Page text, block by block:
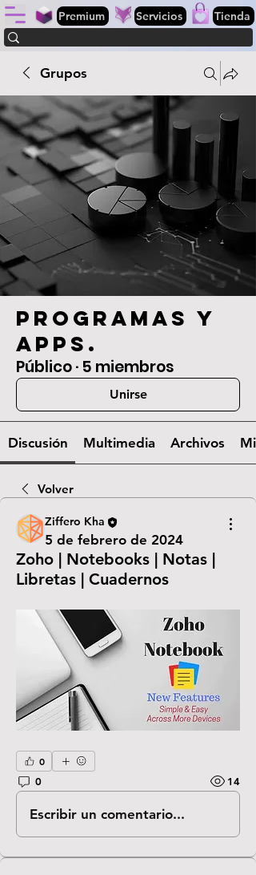
Premium Servicios Tienda
Grupos
Programas y
apps.
Público· 5 miembros
Unirse
Discusión Multimedia Archivos
Volver
Ziffero Kha
5 de febrero de 2024
Zoho | Notebooks | Notas |
Libretas | Cuadernos
0
0
14
Escribir un comentario...